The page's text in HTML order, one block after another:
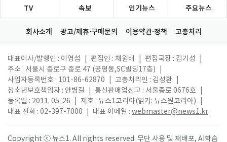
TV 속보 인기뉴스 주요뉴스
회사소개 광고/제휴·구매문의 이용약관·정책 고충처리
대표이사/발행인 : 이영섭 편집인 : 채원배 편집국장 : 김기성
주소 : 서울시 종로구 종로 47 (공평동,SC빌딩17층)
사업자등록번호 : 101-86-62870
고충처리인 : 김성환
청소년보호책임자 : 안병길
통신판매업신고 : 서울종로 0676호
등록일 : 2011. 05. 26
제호 : 뉴스1코리아(읽기: 뉴스원코리아)
대표 전화 : 02-397-7000
대표 이메일 : webmaster@news1.kr
Copyright ⓒ 뉴스1. All rights reserved. 무단 사용 및 재배포, AI학습